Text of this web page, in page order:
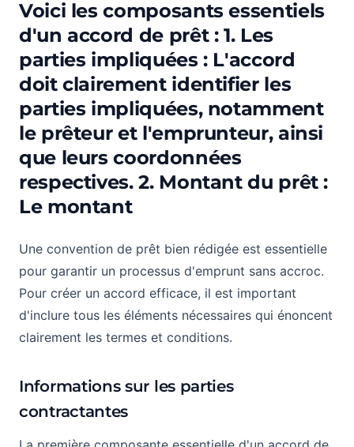
Voici les composants essentiels
d'un accord de prêt : 1. Les
parties impliquées : L'accord
doit clairement identifier les
parties impliquées, notamment
le prêteur et l'emprunteur, ainsi
que leurs coordonnées
respectives. 2. Montant du prêt :
Le montant
Une convention de prêt bien rédigée est essentielle
pour garantir un processus d'emprunt sans accroc.
Pour créer un accord efficace, il est important
d'inclure tous les éléments nécessaires qui énoncent
clairement les termes et conditions.
Informations sur les parties
contractantes